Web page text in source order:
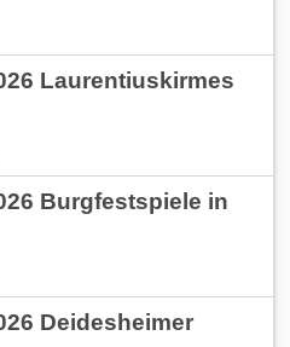
Laurentiuskirmes
Burgfestspiele in
Deidesheimer